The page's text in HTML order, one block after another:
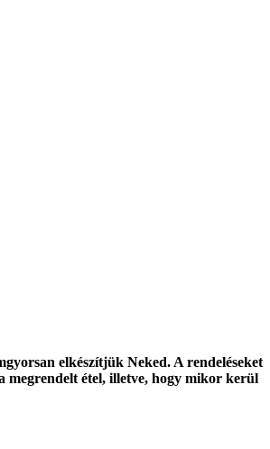
elkészítjük Neked. A rendeléseket
megrendelt étel, illetve, hogy mikor kerül